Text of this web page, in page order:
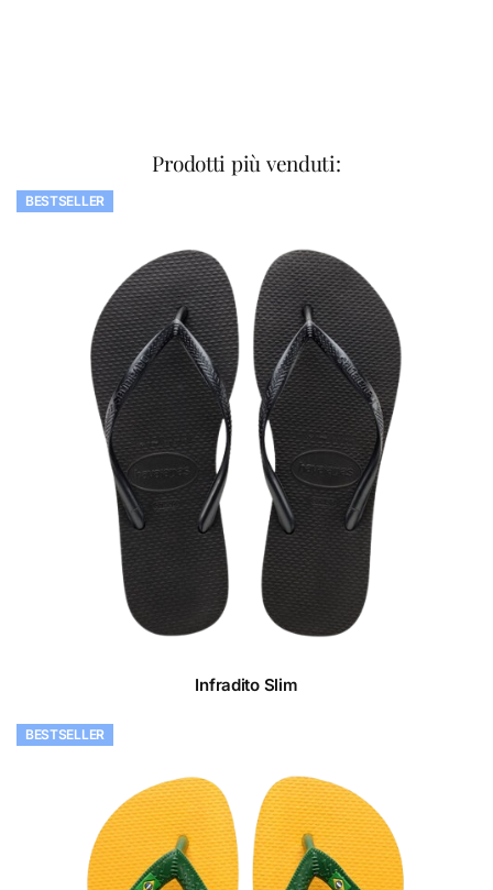
Prodotti più venduti:
BESTSELLER
Infradito Slim
BESTSELLER